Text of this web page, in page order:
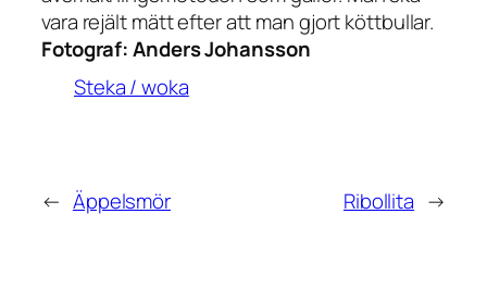
vara rejält mätt efter att man gjort köttbullar.
Fotograf:Anders Johansson
Steka / woka
← Äppelsmör Ribollita →